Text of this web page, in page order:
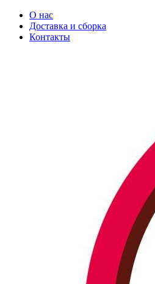
О нас
Доставка и сборка
Контакты